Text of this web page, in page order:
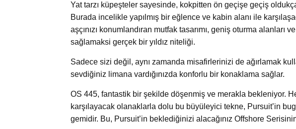
Yat tarzı küpeşteler sayesinde, kokpitten ön geçişe geçiş
Burada incelikle yapılmış bir eğlence ve kabin alanı ile
aşçınızı konumlandıran mutfak tasarımı, geniş oturma alanları
sağlamaksi gerçek bir yıldız niteliği.
Sadece sizi değil, aynı zamanda misafirlerinizi de ağırlamak
sevdiğiniz limana vardığınızda konforlu bir konaklama sağlar.
OS 445, fantastik bir şekilde döşenmiş ve merakla bekleniyor.
karşılayacak olanaklarla dolu bu büyüleyici tekne, Pursuit’in
gemidir. Bu, Pursuit’in beklediğinizi alacağınız Offshore